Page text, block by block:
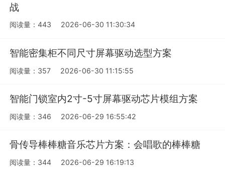
战
阅读量：443 2026-06-30 11:30:34
智能密集柜不同尺寸屏幕驱动选型方案
阅读量：357 2026-06-30 11:15:55
智能门锁室内2寸-5寸屏幕驱动芯片模组方案
阅读量：346 2026-06-29 16:55:42
骨传导棒棒糖音乐芯片方案：会唱歌的棒棒糖
阅读量：344 2026-06-29 16:19:13